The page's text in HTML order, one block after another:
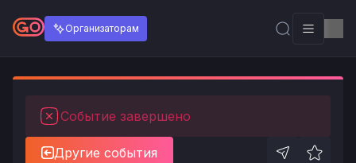
Организаторам
Событие завершено
Другие события